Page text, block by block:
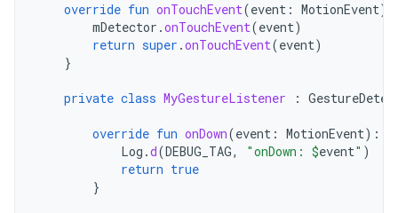
override fun onTouchEvent(event : MotionEvent):
mDetector .onTouchEvent(event)
return super .onTouchEvent(event)
}
private class MyGestureListener :
override fun onDown(event : MotionEvent):
Log .d(DEBUG_TAG, "onDown: $event" )
return true
}